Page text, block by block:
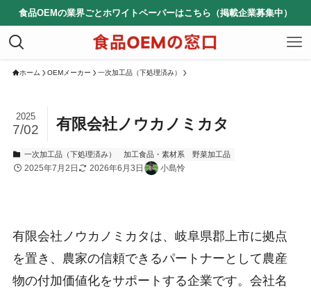
食品OEMの業界ごとホワイトペーパーはこちら（掲載企業募集中）
ホーム OEMメーカー 一次加工品（下処理済み）
有限会社ノウカノミカタ
2025
7/02
一次加工品（下処理済み） 加工食品・素材系 野菜加工品
2025年7月2日 2026年6月3日 小島怜
有限会社ノウカノミカタは、岐阜県郡上市に拠点
を置き、農家の信頼できるパートナーとして農産
物の付加価値化をサポートする企業です。会社名